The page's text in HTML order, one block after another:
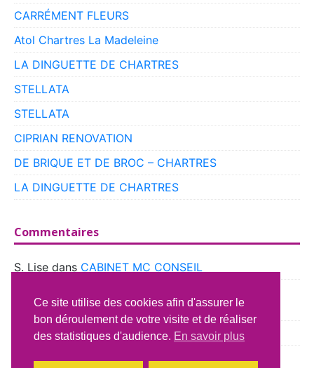
CARRÉMENT FLEURS
Atol Chartres La Madeleine
LA DINGUETTE DE CHARTRES
STELLATA
STELLATA
CIPRIAN RENOVATION
DE BRIQUE ET DE BROC – CHARTRES
LA DINGUETTE DE CHARTRES
Commentaires
S. Lise dans CABINET MC CONSEIL
BEAUCE
Richard LaverydansATELIER DU CAMPING CAR
Ce site utilise des cookies afin d'assurer le
bon déroulement de votre visite et de réaliser
des statistiques d'audience. En savoir plus